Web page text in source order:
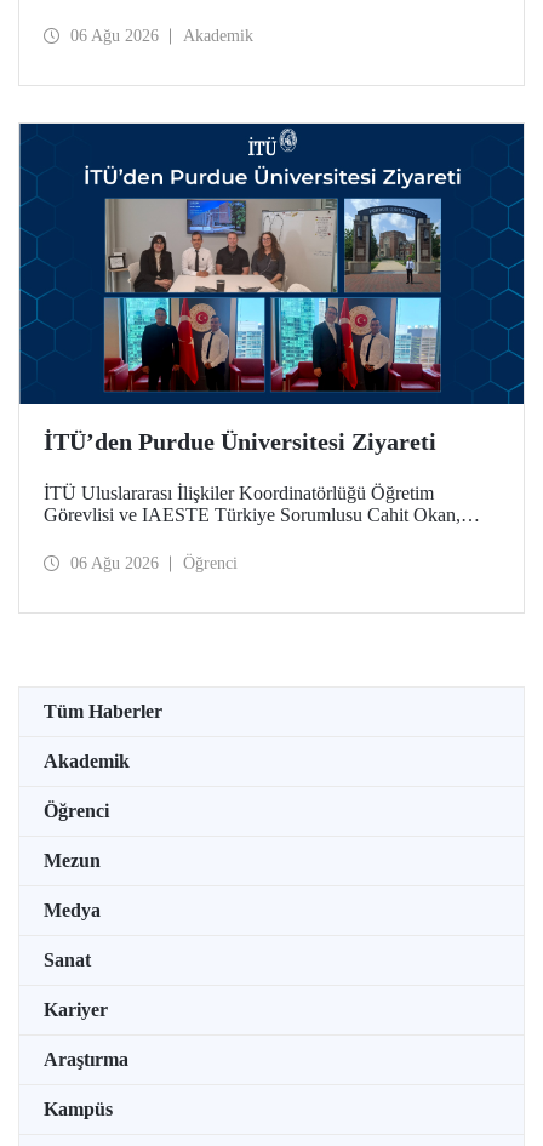
ilgili fakülte ve birimler adaylara bilgi vermeye devam
06 Ağu 2026 Akademik
İTÜ’den Purdue Üniversitesi Ziyareti
İTÜ Uluslararası İlişkiler Koordinatörlüğü Öğretim
Görevlisi ve IAESTE Türkiye Sorumlusu Cahit Okan,
Temmuz tarihlerinde ABD’de dünyanın önde gelen
06 Ağu 2026 Öğrenci
Tüm Haberler
Akademik
Öğrenci
Mezun
Medya
Sanat
Kariyer
Araştırma
Kampüs